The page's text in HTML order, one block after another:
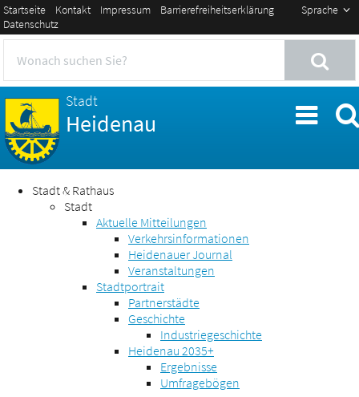
Sprache
Startseite Kontakt Impressum
Barrierefreiheitserklärung
Datenschutz
Stadt
Heidenau
Stadt & Rathaus
Stadt
Aktuelle Mitteilungen
Verkehrsinformationen
Heidenauer Journal
Veranstaltungen
Stadtportrait
Partnerstädte
Geschichte
Industriegeschichte
Heidenau 2035+
Ergebnisse
Umfragebögen